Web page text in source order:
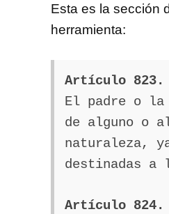
Esta es la sección
herramienta:
Artículo 823.
El padre o la
de alguno o
naturaleza,
destinadas a
Artículo 824.